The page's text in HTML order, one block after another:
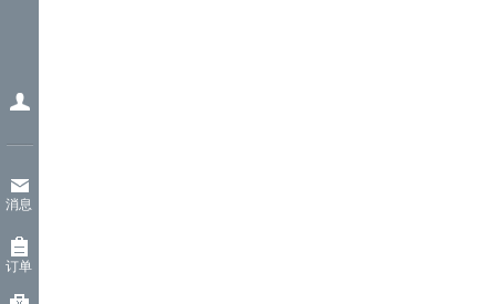
消息
订单